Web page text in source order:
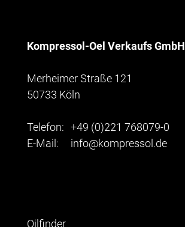
Kompressol-Oel Verkaufs GmbH
Merheimer Straße 121
50733 Köln
Telefon: +49 (0)221 768079-0
E-Mail:
info@kompressol.de
Oilfinder